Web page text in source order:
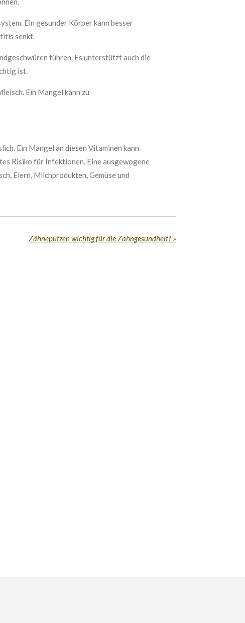
Ein gesunder Körper kann besser
senkt.
führen. Es unterstützt auch die
ist.
Ein Mangel kann zu
Ein Mangel an diesen Vitaminen kann
Risiko für Infektionen. Eine ausgewogene
Eiern, Milchprodukten, Gemüse und
Zähneputzen wichtig für die Zahngesundheit? »